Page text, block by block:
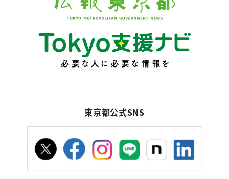
東京都公式SNS